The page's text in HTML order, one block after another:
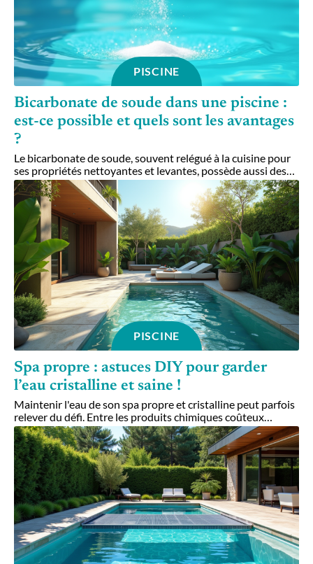
PISCINE
Bicarbonate de soude dans une piscine :
est-ce possible et quels sont les avantages
?
Le bicarbonate de soude, souvent relégué à la cuisine pour
ses propriétés nettoyantes et levantes, possède aussi des
PISCINE
Spa propre : astuces DIY pour garder
l’eau cristalline et saine !
Maintenir l'eau de son spa propre et cristalline peut parfois
relever du défi. Entre les produits chimiques coûteux…